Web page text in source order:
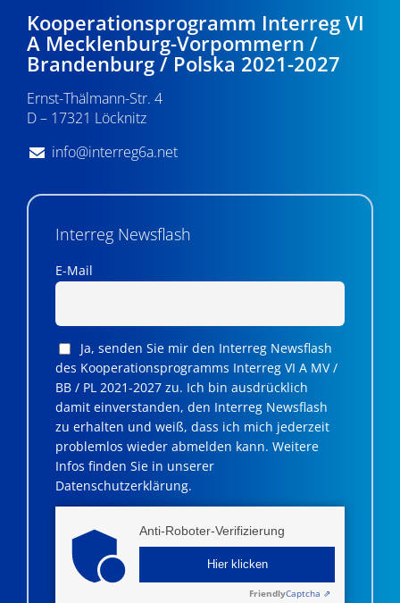
Kooperationsprogramm Interreg VI
A Mecklenburg-Vorpommern /
Brandenburg / Polska 2021-2027
Ernst-Thälmann-Str. 4
D – 17321 Löcknitz
info@interreg6a.net
Interreg Newsflash
E-Mail
Ja, senden Sie mir den Interreg Newsflash
des Kooperationsprogramms Interreg VI A MV /
BB / PL 2021-2027 zu. Ich bin ausdrücklich
damit einverstanden, den Interreg Newsflash
zu erhalten und weiß, dass ich mich jederzeit
problemlos wieder abmelden kann. Weitere
Infos finden Sie in unserer
Datenschutzerklärung.
Anti-Roboter-Verifizierung
Hier klicken
FriendlyCaptcha ⇗